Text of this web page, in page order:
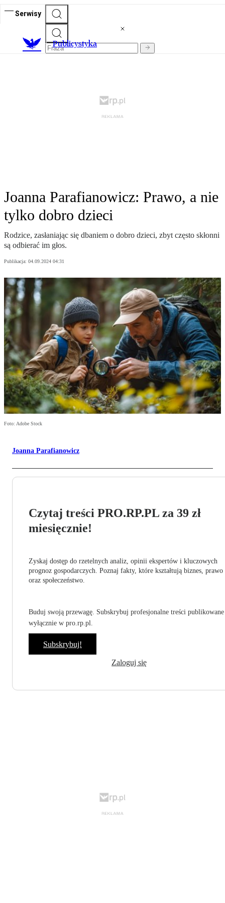
Serwisy
Publicystyka
Joanna Parafianowicz: Prawo, a nie
tylko dobro dzieci
Rodzice, zasłaniając się dbaniem o dobro dzieci, zbyt często skłonni
są odbierać im głos.
Publikacja: 04.09.2024 04:31
Foto: Adobe Stock
Joanna Parafianowicz
Czytaj treści PRO.RP.PL za 39 zł
miesięcznie!
Zyskaj dostęp do rzetelnych analiz, opinii ekspertów i kluczowych
prognoz gospodarczych. Poznaj fakty, które kształtują biznes, prawo
oraz społeczeństwo.
Buduj swoją przewagę. Subskrybuj profesjonalne treści publikowane
wyłącznie w pro.rp.pl.
Subskrybuj!
Zaloguj się